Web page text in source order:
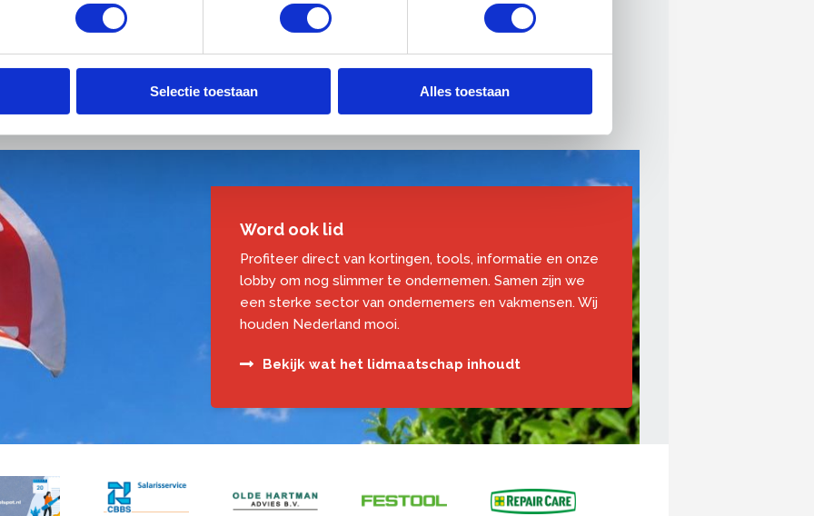
Selectie toestaan Alles toestaan
dat niet de bedoeling is? Dan kunt u bij
verwijderen, opnieuw de website
cookies wil weigeren.
Word ook lid
Profiteer direct van kortingen, tools, informatie en onze
lobby om nog slimmer te ondernemen. Samen zijn we
een sterke sector van ondernemers en vakmensen. Wij
houden Nederland mooi.
Bekijk wat het lidmaatschap inhoudt